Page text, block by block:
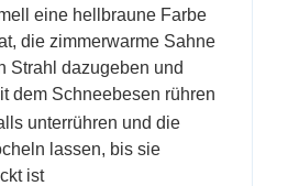
eine hellbraune Farbe
die zimmerwarme Sahne
Strahl dazugeben und
dem Schneebesen rühren
unterrühren und die
lassen, bis sie
ist